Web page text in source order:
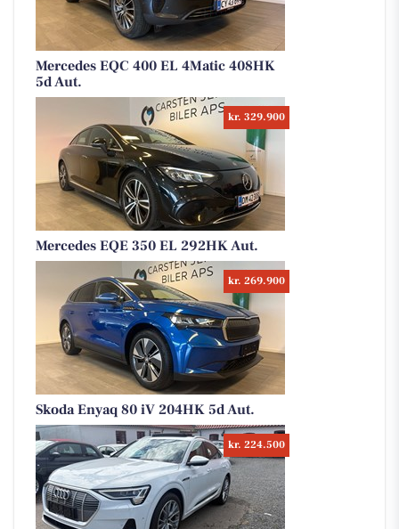
Mercedes EQC 400 EL 4Matic 408HK
5d Aut.
kr. 329.900
Mercedes EQE 350 EL 292HK Aut.
kr. 269.900
Skoda Enyaq 80 iV 204HK 5d Aut.
kr. 224.500